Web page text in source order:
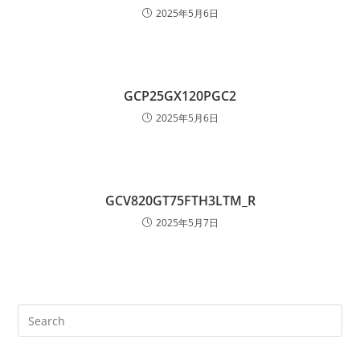
2025年5月6日
GCP25GX120PGC2
2025年5月6日
GCV820GT75FTH3LTM_R
2025年5月7日